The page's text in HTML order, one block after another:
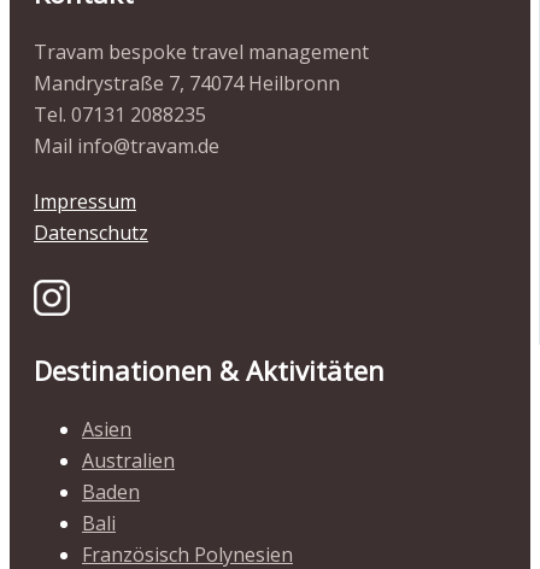
Travam bespoke travel management
Mandrystraße 7, 74074 Heilbronn
Tel. 07131 2088235
Mail info@travam.de
Impressum
Datenschutz
Destinationen & Aktivitäten
Asien
Australien
Baden
Bali
Französisch Polynesien